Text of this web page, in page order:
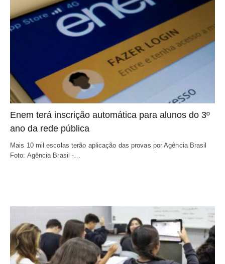
Enem terá inscrição automática para alunos do 3º
ano da rede pública
Mais 10 mil escolas terão aplicação das provas por Agência Brasil
Foto: Agência Brasil -…